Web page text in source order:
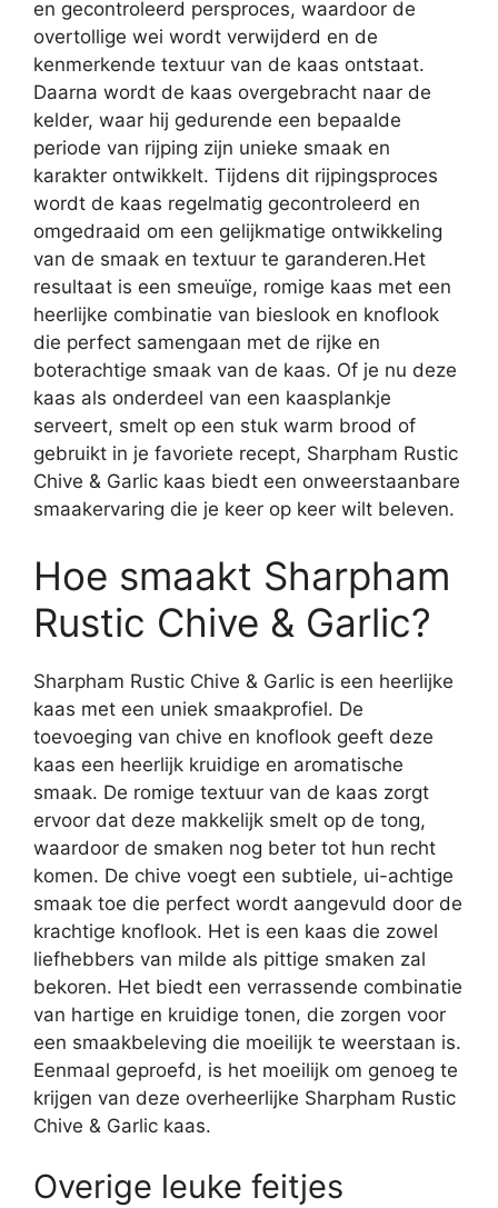
en gecontroleerd persproces, waardoor de
overtollige wei wordt verwijderd en de
kenmerkende textuur van de kaas ontstaat.
Daarna wordt de kaas overgebracht naar de
kelder, waar hij gedurende een bepaalde
periode van rijping zijn unieke smaak en
karakter ontwikkelt. Tijdens dit rijpingsproces
wordt de kaas regelmatig gecontroleerd en
omgedraaid om een gelijkmatige ontwikkeling
van de smaak en textuur te garanderen.Het
resultaat is een smeuïge, romige kaas met een
heerlijke combinatie van bieslook en knoflook
die perfect samengaan met de rijke en
boterachtige smaak van de kaas. Of je nu deze
kaas als onderdeel van een kaasplankje
serveert, smelt op een stuk warm brood of
gebruikt in je favoriete recept, Sharpham Rustic
Chive & Garlic kaas biedt een onweerstaanbare
smaakervaring die je keer op keer wilt beleven.
Hoe smaakt Sharpham
Rustic Chive & Garlic?
Sharpham Rustic Chive & Garlic is een heerlijke
kaas met een uniek smaakprofiel. De
toevoeging van chive en knoflook geeft deze
kaas een heerlijk kruidige en aromatische
smaak. De romige textuur van de kaas zorgt
ervoor dat deze makkelijk smelt op de tong,
waardoor de smaken nog beter tot hun recht
komen. De chive voegt een subtiele, ui-achtige
smaak toe die perfect wordt aangevuld door de
krachtige knoflook. Het is een kaas die zowel
liefhebbers van milde als pittige smaken zal
bekoren. Het biedt een verrassende combinatie
van hartige en kruidige tonen, die zorgen voor
een smaakbeleving die moeilijk te weerstaan is.
Eenmaal geproefd, is het moeilijk om genoeg te
krijgen van deze overheerlijke Sharpham Rustic
Chive & Garlic kaas.
Overige leuke feitjes